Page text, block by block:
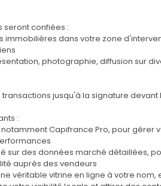
seront confiées :
immobilières dans votre zone
photographie, diffusion sur
jusqu'à la signature devant
:
Capifrance Pro, pour gérer
sur des données marché détaillées,
auprès des vendeurs
véritable vitrine en ligne à votre nom,